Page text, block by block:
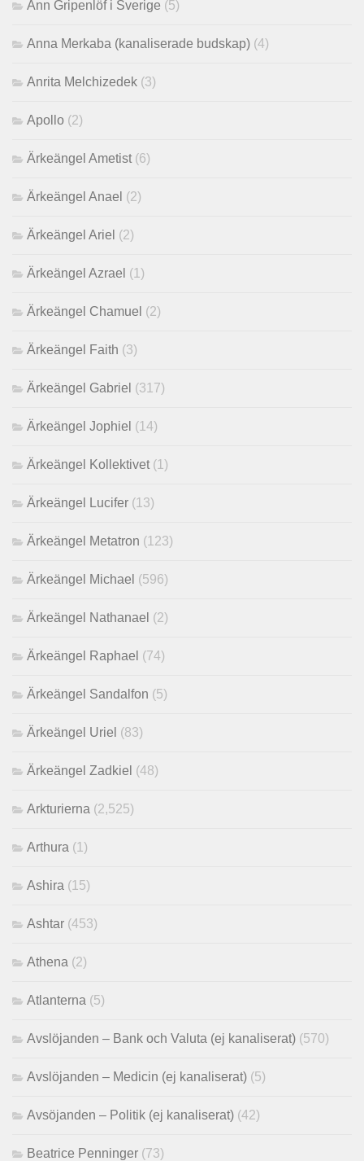
Ann Gripenlöf i Sverige (5)
Anna Merkaba (kanaliserade budskap) (4)
Anrita Melchizedek (3)
Apollo (2)
Ärkeängel Ametist (6)
Ärkeängel Anael (2)
Ärkeängel Ariel (2)
Ärkeängel Azrael (1)
Ärkeängel Chamuel (2)
Ärkeängel Faith (3)
Ärkeängel Gabriel (317)
Ärkeängel Jophiel (14)
Ärkeängel Kollektivet (1)
Ärkeängel Lucifer (13)
Ärkeängel Metatron (123)
Ärkeängel Michael (596)
Ärkeängel Nathanael (2)
Ärkeängel Raphael (74)
Ärkeängel Sandalfon (5)
Ärkeängel Uriel (83)
Ärkeängel Zadkiel (48)
Arkturierna (2,525)
Arthura (1)
Ashira (15)
Ashtar (453)
Athena (2)
Atlanterna (5)
Avslöjanden – Bank och Valuta (ej kanaliserat) (570)
Avslöjanden – Medicin (ej kanaliserat) (5)
Avsöjanden – Politik (ej kanaliserat) (42)
Beatrice Penninger (73)